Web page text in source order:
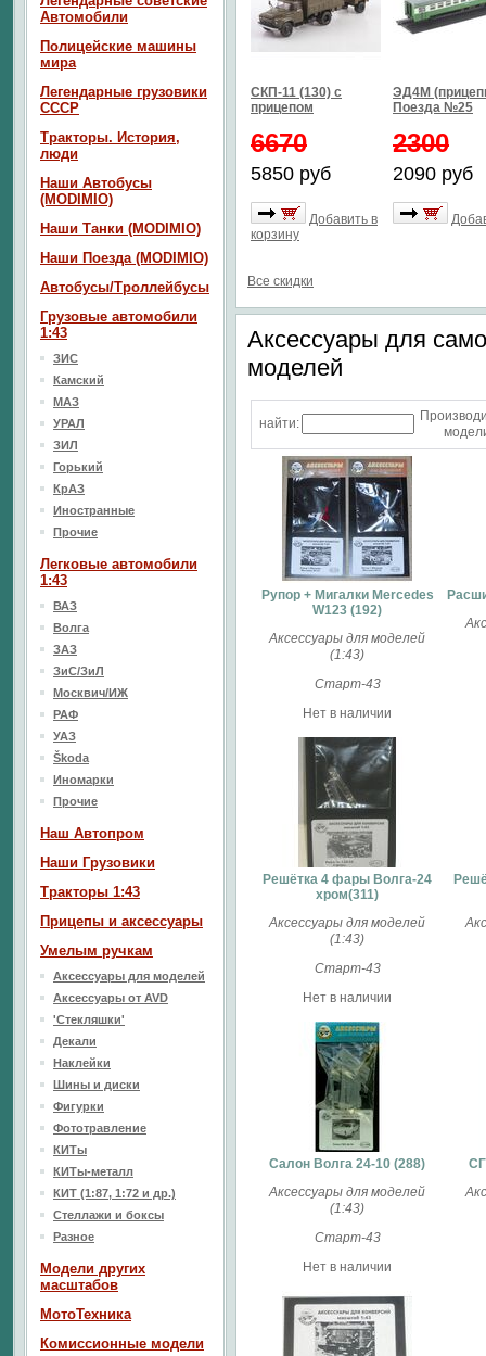
СКП-11 (130) с
прицепом
6670
5850 руб
Добавить в
корзину
ЭД4М
Поезда №25
2300
2090 руб
Все скидки
Аксессуары для
моделей
найти:
Рупор + Мигалки Mercedes
W123 (192)
Аксессуары для моделей
(1:43)
Старт-43
Нет в наличии
Решётка 4 фары Волга-24
хром(311)
Аксессуары для моделей
(1:43)
Старт-43
Нет в наличии
Салон Волга 24-10 (288)
Аксессуары для моделей
(1:43)
Старт-43
Нет в наличии
Автомобили
Полицейские машины
мира
Легендарные грузовики
СССР
Тракторы. История,
люди
Наши Автобусы
(MODIMIO)
Наши Танки (MODIMIO)
Наши Поезда (MODIMIO)
Автобусы/Троллейбусы
Грузовые автомобили
1:43
ЗИС
Камский
МАЗ
УРАЛ
ЗИЛ
Горький
КрАЗ
Иностранные
Прочие
Легковые автомобили
1:43
ВАЗ
Волга
ЗАЗ
ЗиС/ЗиЛ
Москвич/ИЖ
РАФ
УАЗ
Škoda
Иномарки
Прочие
Наш Aвтопром
Наши Грузовики
Тракторы 1:43
Прицепы и аксессуары
Умелым ручкам
Аксессуары для моделей
Аксессуары от AVD
'Стекляшки'
Декали
Наклейки
Шины и диски
Фигурки
Фототравление
КИТы
КИТы-металл
КИТ (1:87, 1:72 и др.)
Стеллажи и боксы
Разное
Модели других
масштабов
МотоТехника
Комиссионные модели